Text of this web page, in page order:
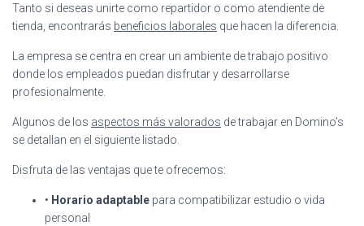
Tanto si deseas unirte como repartidor o como atendiente de
tienda, encontrarás beneficios laborales que hacen la diferencia.
La empresa se centra en crear un ambiente de trabajo positivo
donde los empleados puedan disfrutar y desarrollarse
profesionalmente.
Algunos de los aspectos más valorados de trabajar en Domino’s
se detallan en el siguiente listado.
Disfruta de las ventajas que te ofrecemos:
• Horario adaptable para compatibilizar estudio o vida
personal